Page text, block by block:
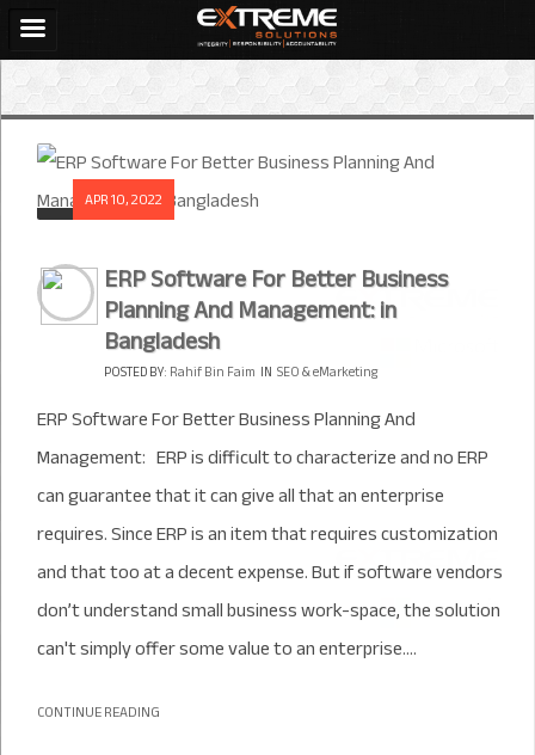
APR 10, 2022
ERP Software For Better Business
Planning And Management: in
Bangladesh
POSTED BY:Rahif Bin Faim IN SEO & eMarketing
ERP Software For Better Business Planning And
Management: ERP is difficult to characterize and no ERP
can guarantee that it can give all that an enterprise
requires. Since ERP is an item that requires customization
and that too at a decent expense. But if software vendors
don’t understand small business work-space, the solution
can't simply offer some value to an enterprise....
CONTINUE READING